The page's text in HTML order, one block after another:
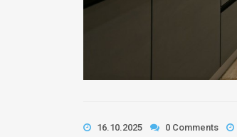
16.10.2025 0 Comments